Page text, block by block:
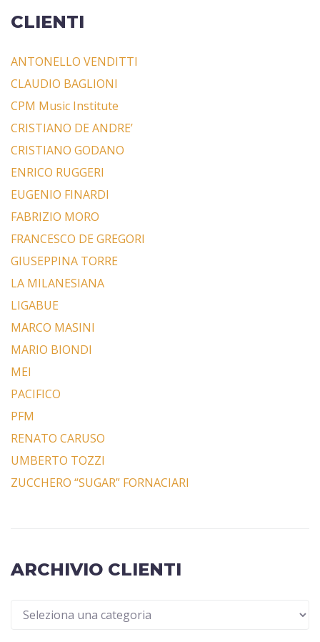
CLIENTI
ANTONELLO VENDITTI
CLAUDIO BAGLIONI
CPM Music Institute
CRISTIANO DE ANDRE’
CRISTIANO GODANO
ENRICO RUGGERI
EUGENIO FINARDI
FABRIZIO MORO
FRANCESCO DE GREGORI
GIUSEPPINA TORRE
LA MILANESIANA
LIGABUE
MARCO MASINI
MARIO BIONDI
MEI
PACIFICO
PFM
RENATO CARUSO
UMBERTO TOZZI
ZUCCHERO “SUGAR” FORNACIARI
ARCHIVIO CLIENTI